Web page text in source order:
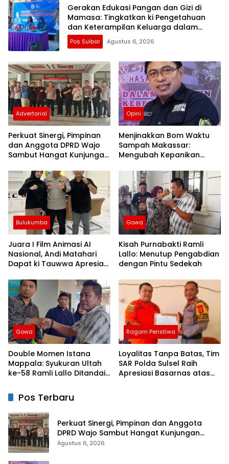
Gerakan Edukasi Pangan dan Gizi di
Mamasa: Tingkatkan ki Pengetahuan
dan Keterampilan Keluarga dalam
Pemenuhan Gizi
Pos Sulbar Agustus 6, 2026
Advertorial
Perkuat Sinergi, Pimpinan
dan Anggota DPRD Wajo
Sambut Hangat Kunjungan
yang Baru
Opini
Menjinakkan Bom Waktu
Sampah Makassar:
Mengubah Kepanikan
Berbasis RT
Bulukumba
Juara I Film Animasi AI
Nasional, Andi Matahari
Dapat ki Tauwwa Apresiasi
Gowa
Kisah Purnabakti Ramli
Lallo: Menutup Pengabdian
dengan Pintu Sedekah
Gowa
Double Momen Istana
Mappala: Syukuran Ultah
ke-58 Ramli Lallo Ditandai
Ibadah
Ragam Peristiwa
Loyalitas Tanpa Batas, Tim
SAR Polda Sulsel Raih
Apresiasi Basarnas atas
Pos Terbaru
Perkuat Sinergi, Pimpinan dan Anggota
DPRD Wajo Sambut Hangat Kunjungan
Silaturahmi Kapolres Wajo yang Baru
Agustus 6, 2026